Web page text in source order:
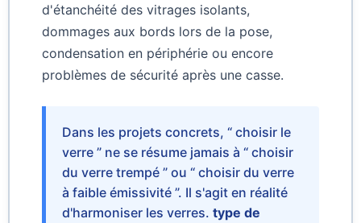
d'étanchéité des vitrages isolants,
dommages aux bords lors de la pose,
condensation en périphérie ou encore
problèmes de sécurité après une casse.
Dans les projets concrets, “ choisir le
verre ” ne se résume jamais à “ choisir
du verre trempé ” ou “ choisir du verre
à faible émissivité ”. Il s'agit en réalité
d'harmoniser les verres. type de